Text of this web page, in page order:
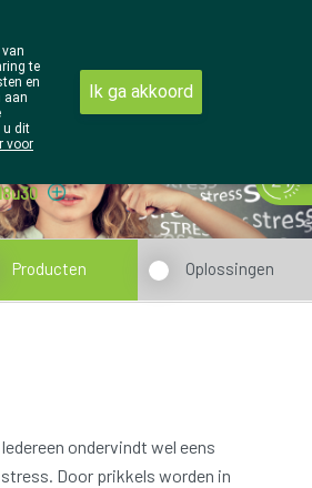
810298
Producten Oplossingen
Iedereen ondervindt wel eens
stress. Door prikkels worden in
te
en
aan
u dit
voor
Ik ga akkoord